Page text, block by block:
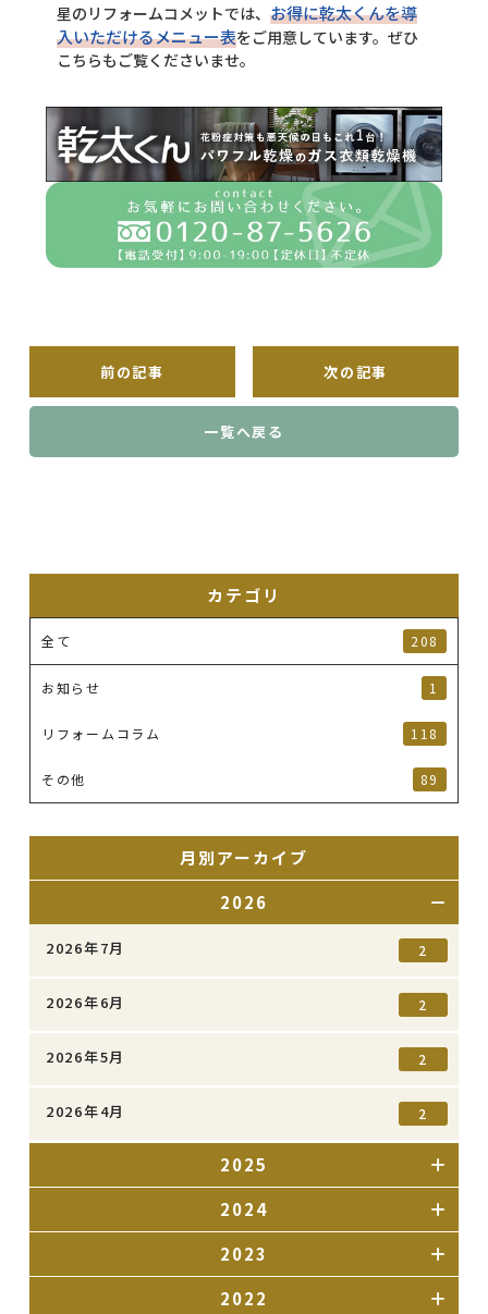
星のリフォームコメットでは、 お得に乾太くんを導
入いただけるメニュー表をご用意しています。ぜひ
こちらもご覧くださいませ。
前の記事 次の記事
一覧へ戻る
カテゴリ
全て 208
お知らせ 1
リフォームコラム 118
その他 89
月別アーカイブ
2026
2026年7月 2
2026年6月 2
2026年5月 2
2026年4月 2
2025
2024
2023
2022